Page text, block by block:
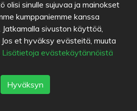
olisi sinulle sujuvaa ja mainokset
kumppaniemme kanssa
sivuston käyttöä,
et hyväksy evästeitä, muuta
Lisätietoja evästekäytännöistä
Hyväksyn